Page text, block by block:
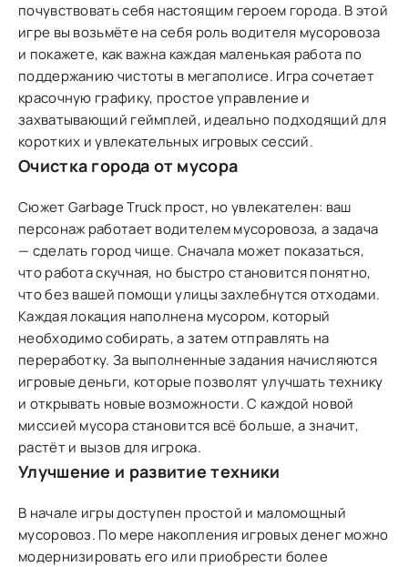
почувствовать себя настоящим героем города. В этой
игре вы возьмёте на себя роль водителя мусоровоза
и покажете, как важна каждая маленькая работа по
поддержанию чистоты в мегаполисе. Игра сочетает
красочную графику, простое управление и
захватывающий геймплей, идеально подходящий для
коротких и увлекательных игровых сессий.
Очистка города от мусора
Сюжет Garbage Truck прост, но увлекателен: ваш
персонаж работает водителем мусоровоза, а задача
— сделать город чище. Сначала может показаться,
что работа скучная, но быстро становится понятно,
что без вашей помощи улицы захлебнутся отходами.
Каждая локация наполнена мусором, который
необходимо собирать, а затем отправлять на
переработку. За выполненные задания начисляются
игровые деньги, которые позволят улучшать технику
и открывать новые возможности. С каждой новой
миссией мусора становится всё больше, а значит,
растёт и вызов для игрока.
Улучшение и развитие техники
В начале игры доступен простой и маломощный
мусоровоз. По мере накопления игровых денег можно
модернизировать его или приобрести более